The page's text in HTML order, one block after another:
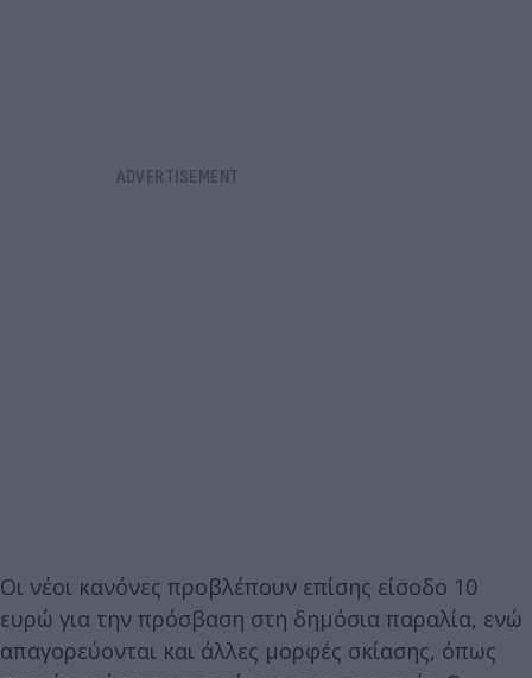
Οι νέοι κανόνες προβλέπουν επίσης είσοδο 10
ευρώ για την πρόσβαση στη δημόσια παραλία, ενώ
απαγορεύονται και άλλες μορφές σκίασης, όπως